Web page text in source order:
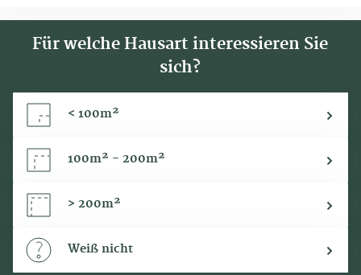
Für welche Hausart interessieren Sie
sich?
< 100m²
100m² - 200m²
> 200m²
Weiß nicht